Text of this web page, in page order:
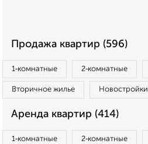
Продажа квартир (596)
1‑комнатные 2‑комнатные
Вторичное жилье Новостройки
Аренда квартир (414)
1‑комнатные 2‑комнатные